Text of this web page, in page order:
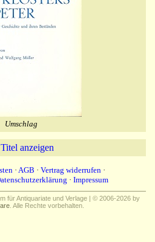
Umschlag
anzeigen
· AGB · Vertrag widerrufen ·
· Impressum
für Antiquariate und Verlage | © 2006-2026 by
. Alle Rechte vorbehalten.